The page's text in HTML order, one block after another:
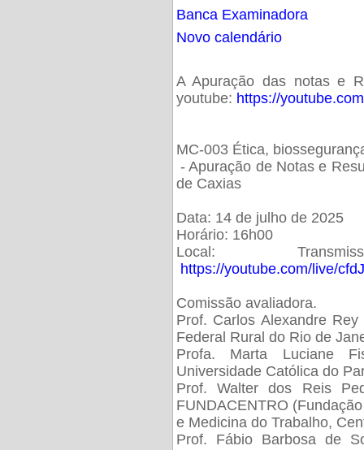
Banca Examinadora
Novo calendário
A Apuração das notas e
youtube: https://
MC-003 Ética,
- Apuração de Notas e
de Caxias
Data: 14 de julho de 2025
Horário: 16h00
Local:
https://youtube.com/live/
Comissão avaliadora.
Prof. Carlos Alexandre
Federal Rural do Rio de
Profa. Marta Luciane
Universidade Católica do
Prof. Walter dos Reis
FUNDACENTRO
e Medicina do Trabalho,
Prof. Fábio Barbosa de